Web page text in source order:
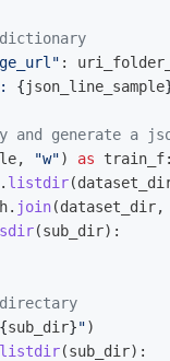
" :
{json_line_sample
, "w") as train_f
. listdir(
. join(dataset_dir,
(sub_dir):
{sub_dir}")
listdir(sub_dir):